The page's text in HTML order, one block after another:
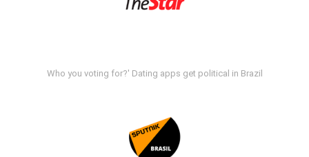
Who you voting for?' Dating apps get political in Brazil